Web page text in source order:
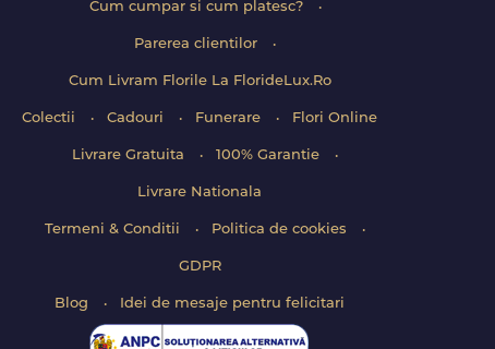
Cum cumpar si cum platesc?
Parerea clientilor
Cum Livram Florile La FlorideLux.Ro
Colectii Cadouri Funerare Flori Online
Livrare Gratuita 100% Garantie
Livrare Nationala
Termeni & Conditii Politica de cookies
GDPR
Blog Idei de mesaje pentru felicitari